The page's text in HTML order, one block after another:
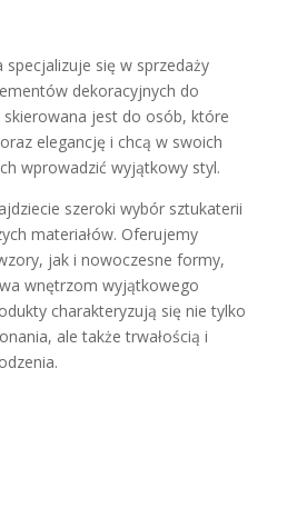
się w sprzedaży
dekoracyjnych do
jest do osób, które
elegancję i chcą w swoich
wprowadzić wyjątkowy styl.
szeroki wybór sztukaterii
materiałów. Oferujemy
jak i nowoczesne formy,
wnętrzom wyjątkowego
charakteryzują się nie tylko
ale także trwałością i